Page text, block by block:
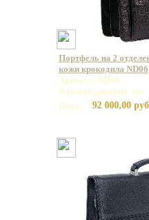
Портфель на 2
кожи крокодила ND06
Артикул: ND06
Базовая единица: шт
Цена:
92 000,00